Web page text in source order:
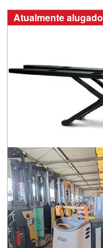
Atualmente alugado